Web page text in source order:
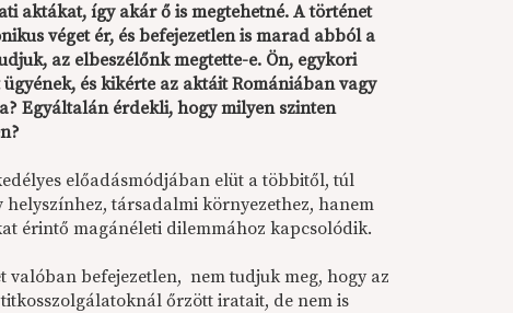
aktákat, így akár ő is megtehetné. A történet
véget ér, és befejezetlen is marad abból a
az elbeszélőnk megtette-e. Ön, egykori
és kikérte az aktáit Romániában vagy
Egyáltalán érdekli, hogy milyen szinten
előadásmódjában elüt a többitől, túl
helyszínhez, társadalmi környezethez, hanem
érintő magánéleti dilemmához kapcsolódik.
valóban befejezetlen, nem tudjuk meg, hogy az
őrzött iratait, de nem is